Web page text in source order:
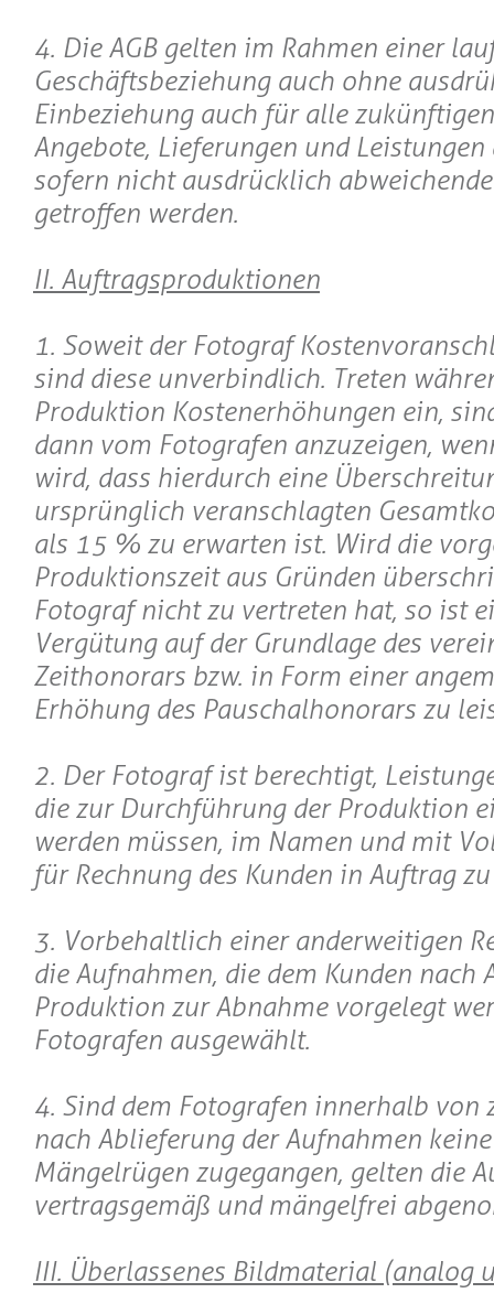
4. Die AGB gelten im Rahmen einer
Geschäftsbeziehung auch ohne
Einbeziehung auch für alle
Angebote, Lieferungen und Leistungen
sofern nicht ausdrücklich
getroffen werden.
II. Auftragsproduktionen
1. Soweit der Fotograf
sind diese unverbindlich. Treten
Produktion Kostenerhöhungen ein,
dann vom Fotografen anzuzeigen,
wird, dass hierdurch eine
ursprünglich veranschlagten
als 15 % zu erwarten ist. Wird die
Produktionszeit aus Gründen
Fotograf nicht zu vertreten hat, so ist
Vergütung auf der Grundlage des
Zeithonorars bzw. in Form einer
Erhöhung des Pauschalhonorars zu
2. Der Fotograf ist berechtigt,
die zur Durchführung der Produktion
werden müssen, im Namen und mit
für Rechnung des Kunden in Auftrag
3. Vorbehaltlich einer anderweitigen
die Aufnahmen, die dem Kunden nach
Produktion zur Abnahme vorgelegt
Fotografen ausgewählt.
4. Sind dem Fotografen innerhalb von
nach Ablieferung der Aufnahmen
Mängelrügen zugegangen, gelten die
vertragsgemäß und mängelfrei
III. Überlassenes Bildmaterial (analog